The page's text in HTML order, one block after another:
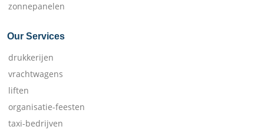
zonnepanelen
Our Services
drukkerijen
vrachtwagens
liften
organisatie-feesten
taxi-bedrijven